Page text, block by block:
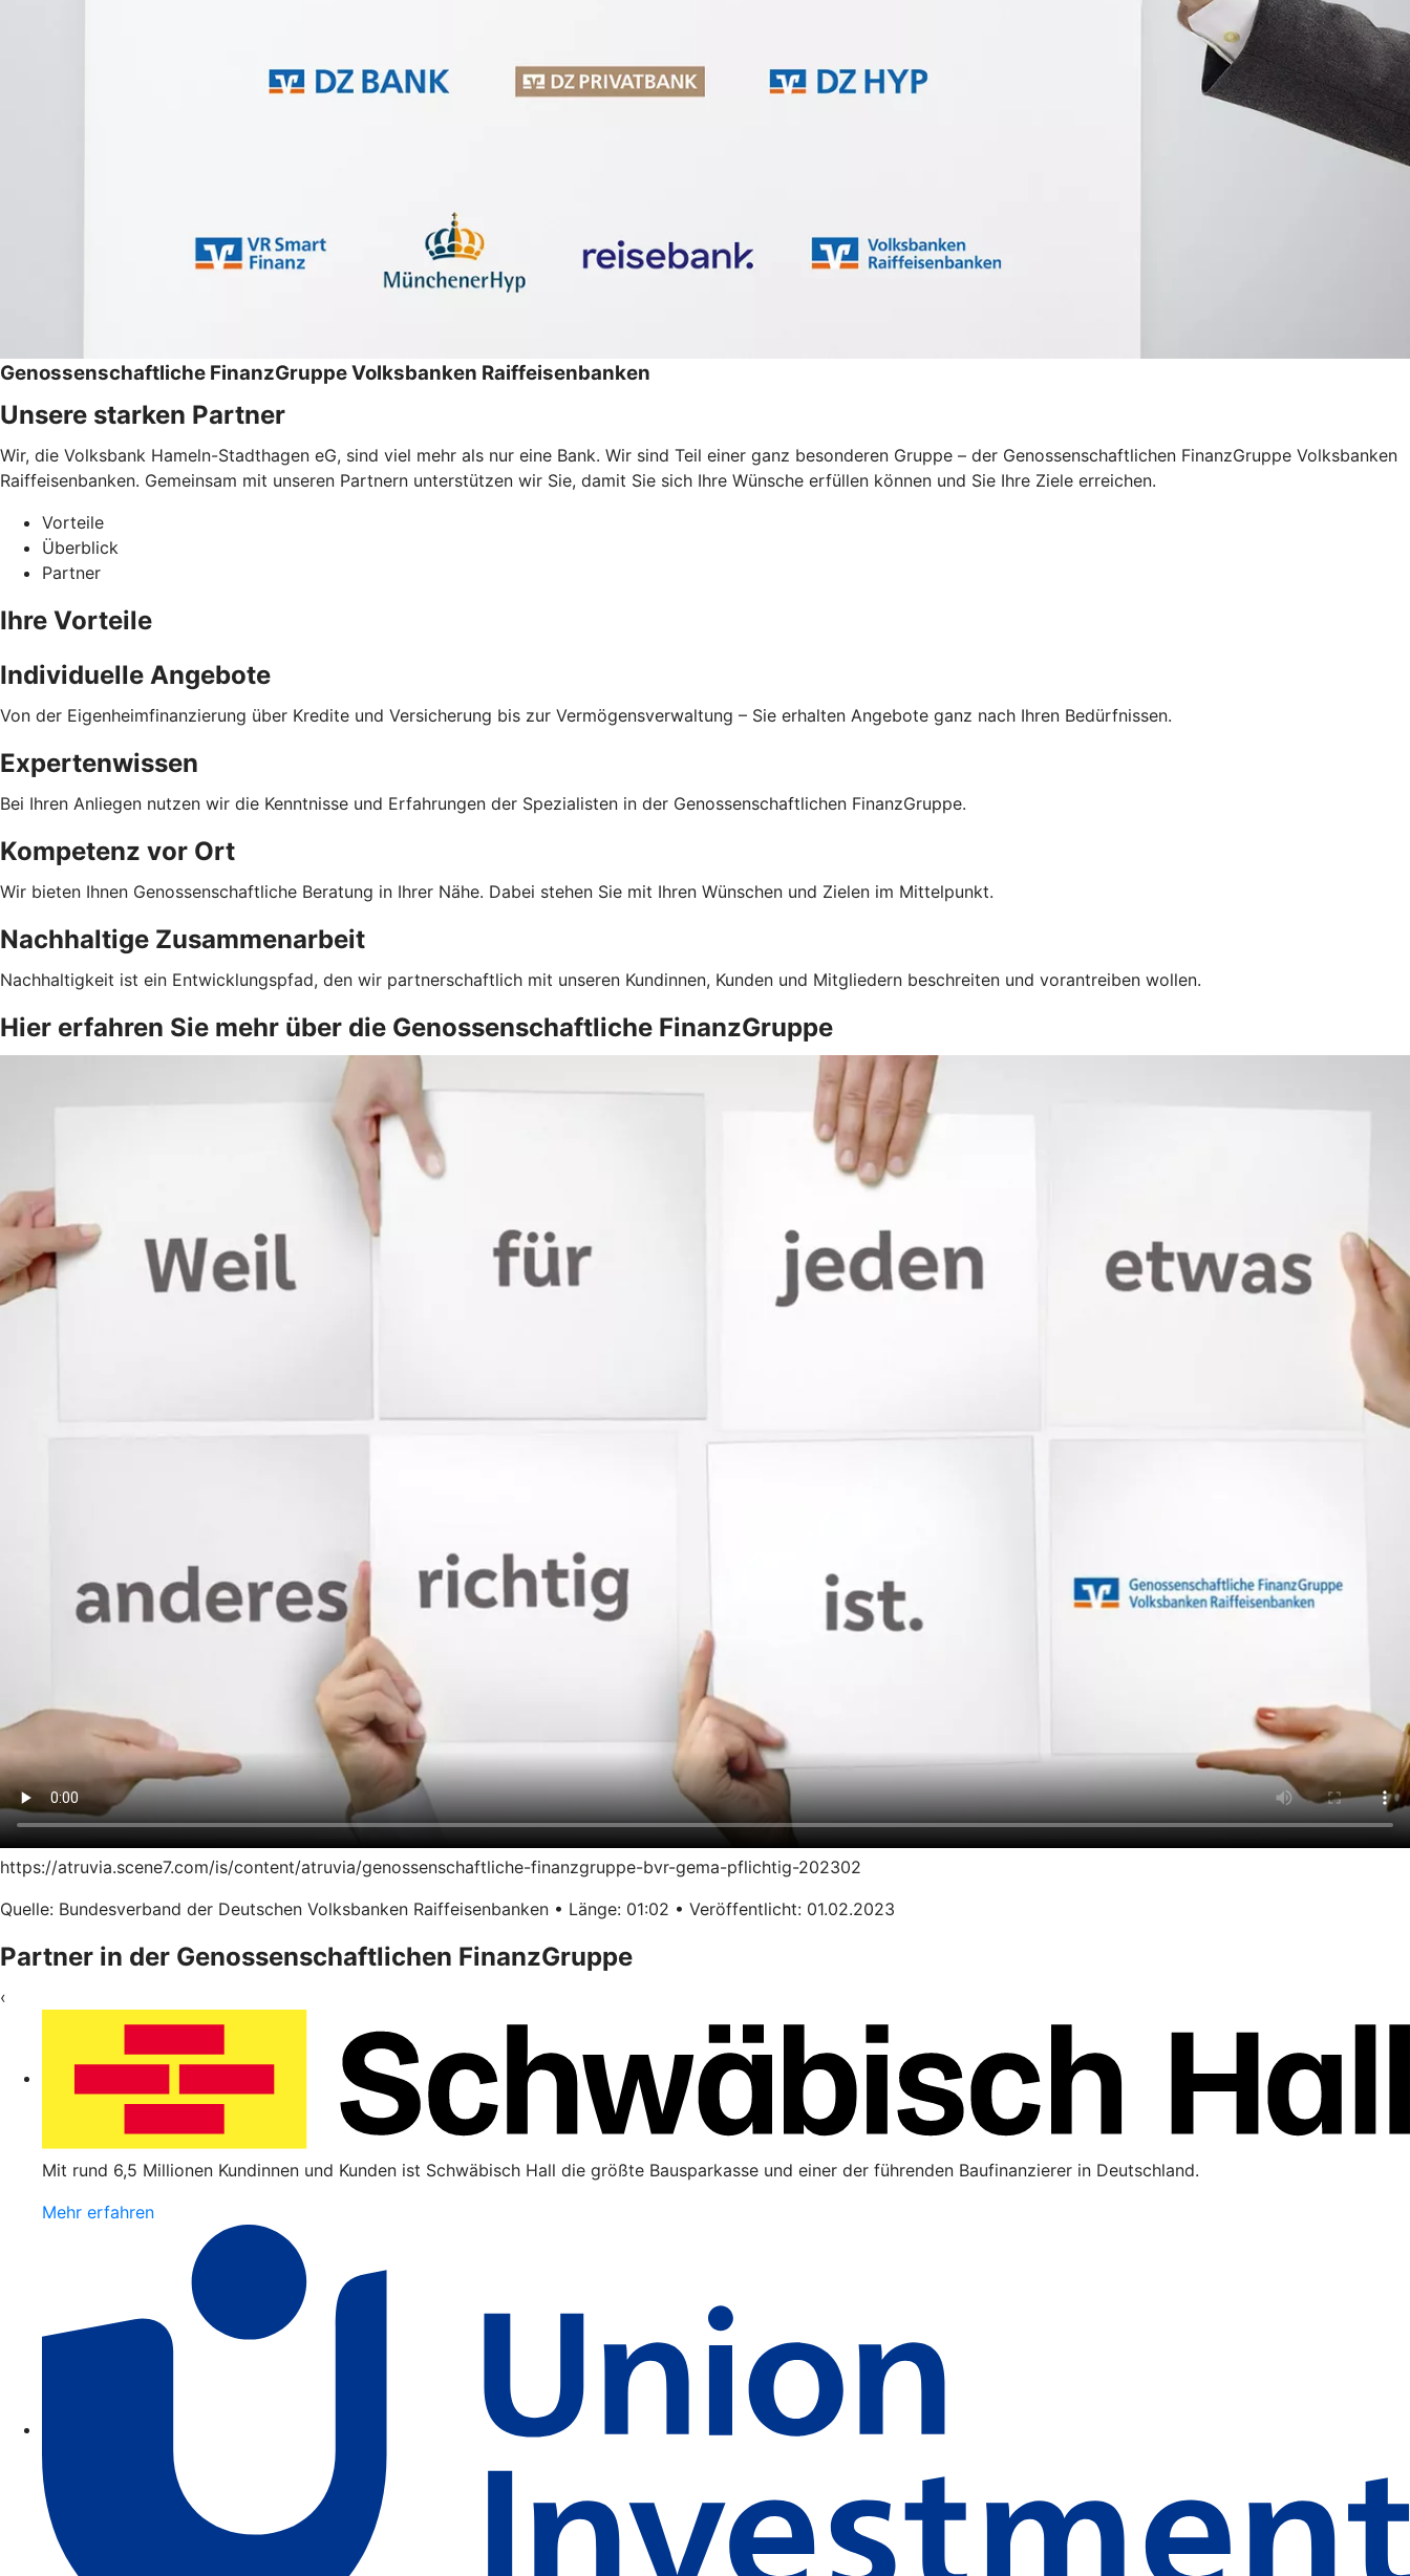
Genossenschaftliche FinanzGruppe Volksbanken Raiffeisenbanken
Unsere starken Partner
Wir, die Volksbank Hameln-Stadthagen eG, sind viel mehr als nur eine Bank. Wir sind Teil einer ganz besonderen Gruppe – der Genossenschaftlichen FinanzGruppe Volksbanken
Raiffeisenbanken. Gemeinsam mit unseren Partnern unterstützen wir Sie, damit Sie sich Ihre Wünsche erfüllen können und Sie Ihre Ziele erreichen.
Vorteile
Überblick
Partner
Ihre Vorteile
Individuelle Angebote
Von der Eigenheimfinanzierung über Kredite und Versicherung bis zur Vermögensverwaltung – Sie erhalten Angebote ganz nach Ihren Bedürfnissen.
Expertenwissen
Bei Ihren Anliegen nutzen wir die Kenntnisse und Erfahrungen der Spezialisten in der Genossenschaftlichen FinanzGruppe.
Kompetenz vor Ort
Wir bieten Ihnen Genossenschaftliche Beratung in Ihrer Nähe. Dabei stehen Sie mit Ihren Wünschen und Zielen im Mittelpunkt.
Nachhaltige Zusammenarbeit
Nachhaltigkeit ist ein Entwicklungspfad, den wir partnerschaftlich mit unseren Kundinnen, Kunden und Mitgliedern beschreiten und vorantreiben wollen.
Hier erfahren Sie mehr über die Genossenschaftliche FinanzGruppe
https://atruvia.scene7.com/is/content/atruvia/genossenschaftliche-finanzgruppe-bvr-gema-pflichtig-202302
Quelle: Bundesverband der Deutschen Volksbanken Raiffeisenbanken • Länge: 01:02 • Veröffentlicht: 01.02.2023
Partner in der Genossenschaftlichen FinanzGruppe
‹
Mit rund 6,5 Millionen Kundinnen und Kunden ist Schwäbisch Hall die größte Bausparkasse und einer der führenden Baufinanzierer in Deutschland.
Mehr erfahren